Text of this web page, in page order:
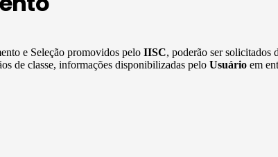
e Seleção promovidos pelo IISC, poderão ser solicitados
de classe, informações disponibilizadas pelo Usuário em